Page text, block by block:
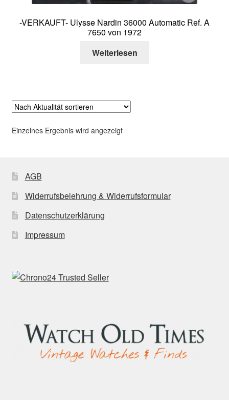
-VERKAUFT- Ulysse Nardin 36000 Automatic Ref. A
7650 von 1972
Weiterlesen
Einzelnes Ergebnis wird angezeigt
AGB
Widerrufsbelehrung & Widerrufsformular
Datenschutzerklärung
Impressum